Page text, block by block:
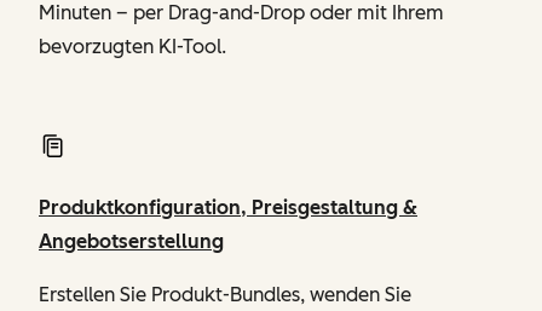
Minuten – per Drag-and-Drop oder mit Ihrem
bevorzugten KI-Tool.
Produktkonfiguration, Preisgestaltung &
Angebotserstellung
Erstellen Sie Produkt-Bundles, wenden Sie